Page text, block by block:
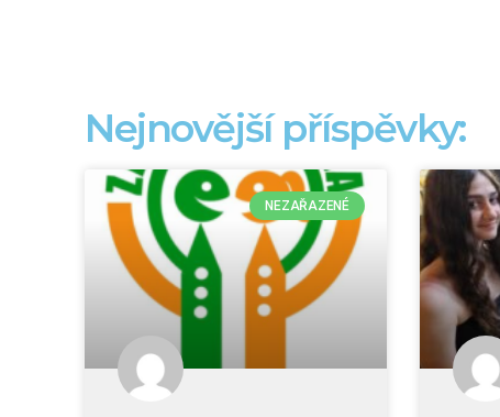
Nejnovější příspěvky:
NEZAŘAZENÉ